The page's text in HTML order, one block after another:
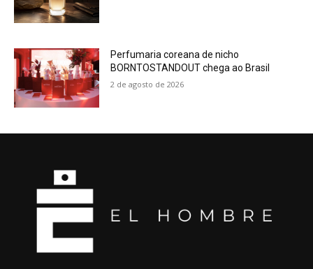
Perfumaria coreana de nicho
BORNTOSTANDOUT chega ao Brasil
2 de agosto de 2026